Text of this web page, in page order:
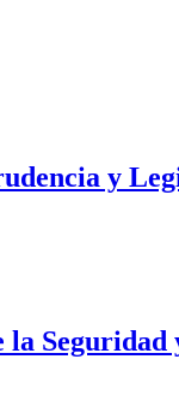
y
Seguridad